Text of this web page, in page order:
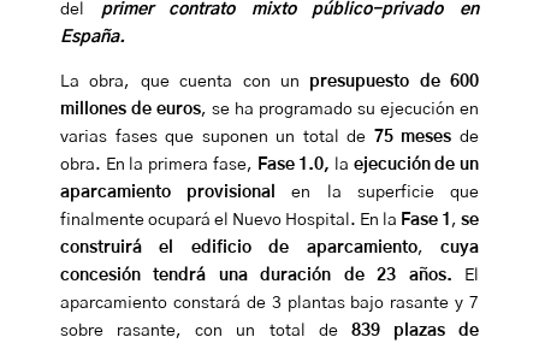
del primer contrato mixto público-privado en
España.
La obra, que cuenta con un presupuesto de 600
millones de euros, se ha programado su ejecución en
varias fases que suponen un total de
75 mesesde
obra. En la primera fase, Fase 1.0, la ejecución de un
aparcamiento provisionalen la superficie que
finalmente ocupará el Nuevo Hospital. En la Fase 1 , se
construirá el edificio de aparcamiento,cuya
concesión tendrá una duración de 23 años. El
aparcamiento constará de 3 plantas bajo rasante y 7
sobre rasante, con un total de 839 plazas de